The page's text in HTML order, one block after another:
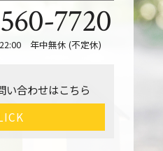
7720
年中無休 (不定休)
い合わせはこちら